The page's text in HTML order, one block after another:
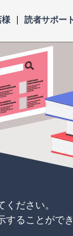
様 読者サポー
ださい。
することができ